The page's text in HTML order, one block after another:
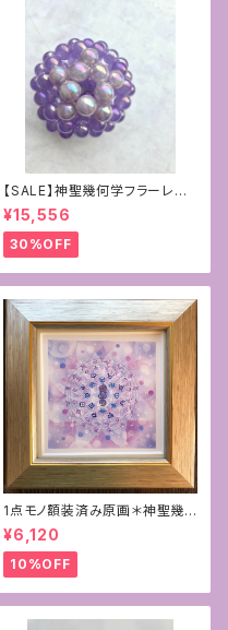
【SALE】神聖幾何学フラーレン~
パープルカルセドニー×ラベンダ
ーアメジスト10mm
¥15,556
30%OFF
1点モノ額装済み原画＊神聖幾
何学フラワーオブライフ＋フトマ
ニ図アート[覚醒]
¥6,120
10%OFF